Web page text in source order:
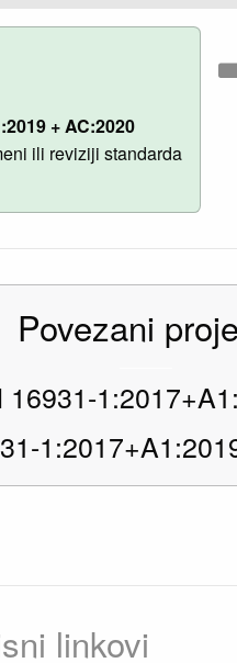
+ AC:2020
ili reviziji standarda
Povezani
16931-
linkovi